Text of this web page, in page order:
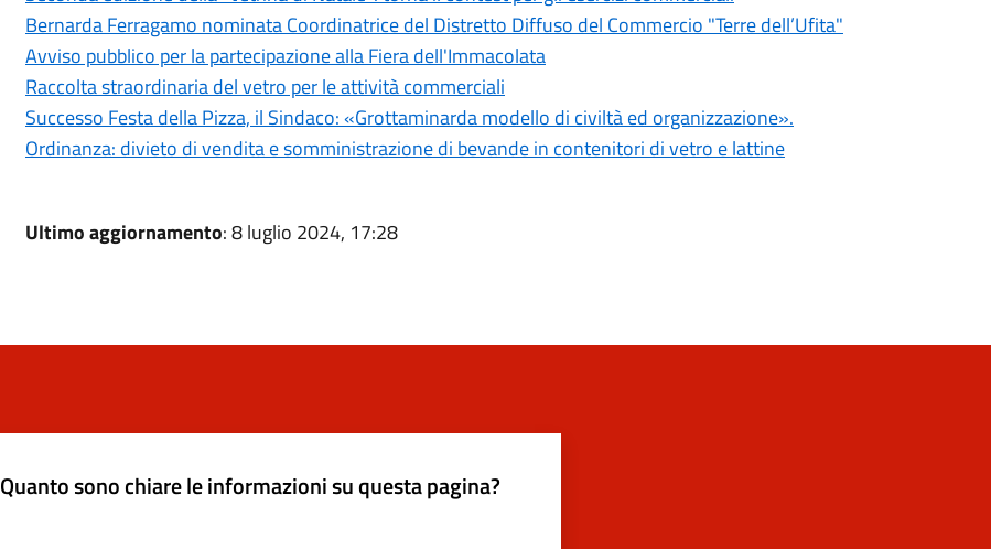
Bernarda Ferragamo nominata Coordinatrice del Distretto Diffuso del Commercio "Terre dell’Ufita"
Avviso pubblico per la partecipazione alla Fiera dell'Immacolata
Raccolta straordinaria del vetro per le attività commerciali
Successo Festa della Pizza, il Sindaco: «Grottaminarda modello di civiltà ed organizzazione».
Ordinanza: divieto di vendita e somministrazione di bevande in contenitori di vetro e lattine
Ultimo aggiornamento: 8 luglio 2024, 17:28
Quanto sono chiare le informazioni su questa pagina?